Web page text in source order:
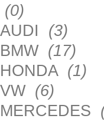
(0)
AUDI (3)
BMW (17)
HONDA (1)
VW (6)
MERCEDES